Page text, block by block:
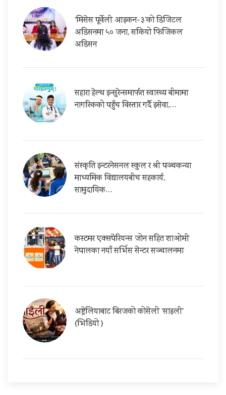
‘मिसेस पूर्वेली आइकन-३’को डिजिटल
अडिसनमा ५० जना, सकियो फिजिकल
अडिसन
सहारा हेल्थ इन्सुरेन्समार्फत स्वास्थ्य बीमामा
नागरिकको पहुँच विस्तार गर्दै इसेवा,…
संस्कृति इन्टरनेसनल स्कुल र श्री पञ्चकन्या
माध्यमिक विद्यालयबीच सहकार्य,
सामुदायिक…
कस्टमर एक्सपेरियन्स जोन सहित शाओमी
नेपालका नयाँ सर्भिस सेन्टर सञ्चालनमा
अष्ट्रेलियाबाट बिरजको कोसेली ‘साइली’
(भिडियो )